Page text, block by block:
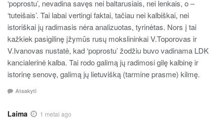
‘poprostu’, nevadina savęs nei baltarusiais, nei lenkais, o –
‘tuteišais’. Tai labai vertingi faktai, tačiau nei kalbiškai, nei
istoriškai jų radimasis nėra analizuotas, tyrinėtas. Nors į tai
kažkiek pasigilinę įžymūs rusų mokslininkai V.Toporovas ir
V.Ivanovas nustatė, kad ‘poprostu’ žodžiu buvo vadinama LDK
kancialerinė kalba. Tai rodo galimą jų radimosi gilę kalbinę ir
istorinę senovę, galimą jų lietuvišką (tarmine prasme) kilmę.
Atsakyti
Laima 1 metai ago